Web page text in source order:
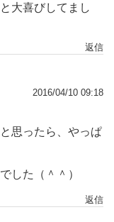
大喜びしてまし
返信
2016/04/10 09:18
思ったら、やっぱ
した（＾＾）
返信